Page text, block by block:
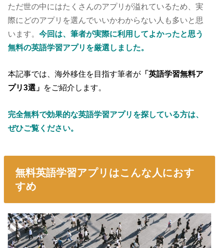
ただ世の中にはたくさんのアプリが溢れているため、実
際にどのアプリを選んでいいかわからない人も多いと思
います。今回は、筆者が実際に利用してよかったと思う
無料の英語学習アプリを厳選しました。
本記事では、海外移住を目指す筆者が 「英語学習無料ア
プリ3選」 をご紹介します。
完全無料で効果的な英語学習アプリを探している方は、
ぜひご覧ください。
無料英語学習アプリはこんな人におす
すめ